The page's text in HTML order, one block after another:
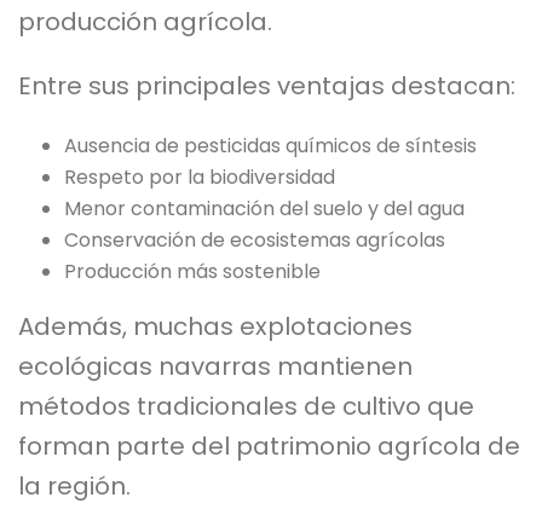
producción agrícola.
Entre sus principales ventajas destacan:
Ausencia de pesticidas químicos de síntesis
Respeto por la biodiversidad
Menor contaminación del suelo y del agua
Conservación de ecosistemas agrícolas
Producción más sostenible
Además, muchas explotaciones
ecológicas navarras mantienen
métodos tradicionales de cultivo que
forman parte del patrimonio agrícola de
la región.